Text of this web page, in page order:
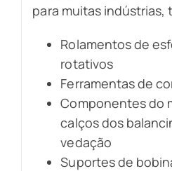
para muitas indústrias,
Rolamentos de
rotativos
Ferramentas de
Componentes do
calços dos
vedação
Suportes de